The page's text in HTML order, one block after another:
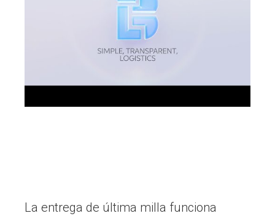
La entrega de última milla funciona